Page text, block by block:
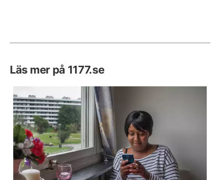
Läs mer på 1177.se